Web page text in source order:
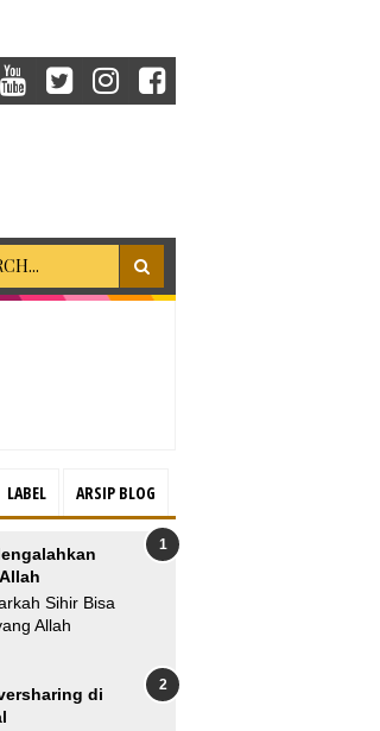
LABEL ARSIP BLOG
Sihir Bisa
Allah
di